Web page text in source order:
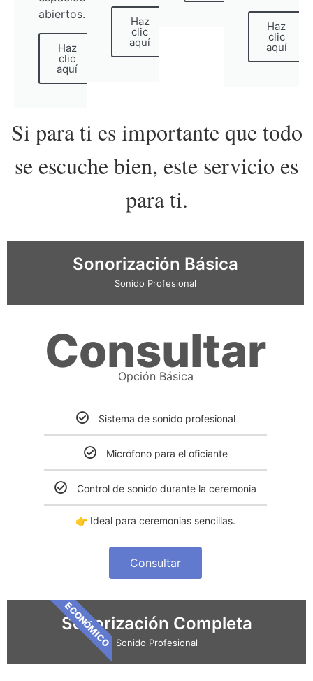
abiertos.
Haz
clic
aquí
Haz
clic
aquí
Haz
clic
aquí
Si para ti es importante que todo
se escuche bien, este servicio es
para ti.
Sonorización Básica
Sonido Profesional
Consultar
Opción Básica
Sistema de sonido profesional
Micrófono para el oficiante
Control de sonido durante la ceremonia
👉 Ideal para ceremonias sencillas.
Consultar
ECONÓMICO
Sonorización Completa
Sonido Profesional